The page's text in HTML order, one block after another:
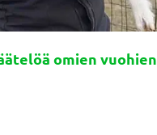
omien vuohien